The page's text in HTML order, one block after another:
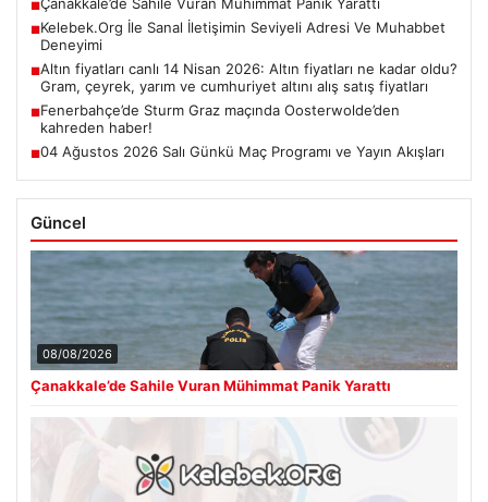
■
■Kelebek.Org İle Sanal İletişimin Seviyeli Adresi Ve Muhabbet
Deneyimi
■Altın fiyatları canlı 14 Nisan 2026: Altın fiyatları ne kadar oldu?
Gram, çeyrek, yarım ve cumhuriyet altını alış satış fiyatları
■Fenerbahçe’de Sturm Graz maçında Oosterwolde’den
kahreden haber!
■04 Ağustos 2026 Salı Günkü Maç Programı ve Yayın Akışları
Güncel
08/08/2026
Çanakkale’de Sahile Vuran Mühimmat Panik Yarattı